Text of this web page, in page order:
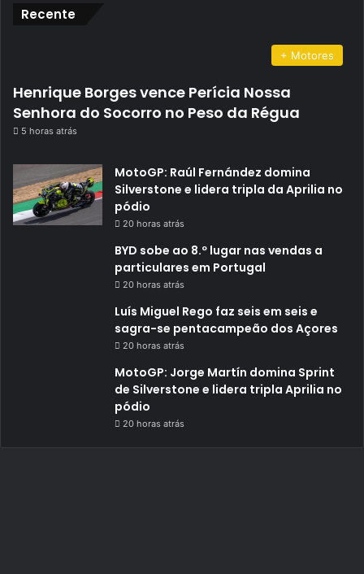
Recente
+ Motores
Henrique Borges vence Perícia Nossa
Senhora do Socorro no Peso da Régua
5 horas atrás
MotoGP: Raúl Fernández domina
Silverstone e lidera tripla da Aprilia no
pódio
20 horas atrás
BYD sobe ao 8.º lugar nas vendas a
particulares em Portugal
20 horas atrás
Luís Miguel Rego faz seis em seis e
sagra-se pentacampeão dos Açores
20 horas atrás
MotoGP: Jorge Martín domina Sprint
de Silverstone e lidera tripla Aprilia no
pódio
20 horas atrás